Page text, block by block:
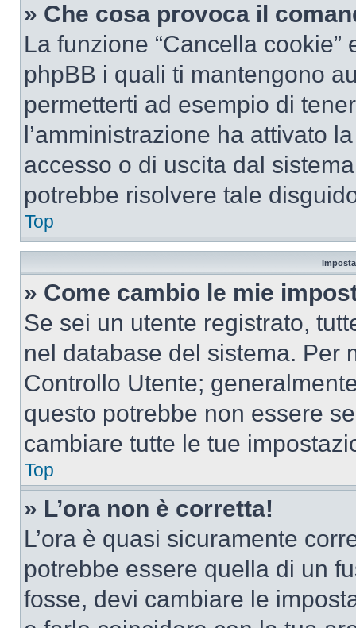
» Che cosa provoca il
La funzione “Cancella
phpBB i quali ti mantengono
permetterti ad esempio di
l’amministrazione ha attivato
accesso o di uscita dal
potrebbe risolvere tale
Top
» Come cambio le mie
Se sei un utente registrato,
nel database del sistema. Per
Controllo Utente;
questo potrebbe non essere
cambiare tutte le tue
Top
» L’ora non è corretta!
L’ora è quasi sicuramente
potrebbe essere quella di un
fosse, devi cambiare le